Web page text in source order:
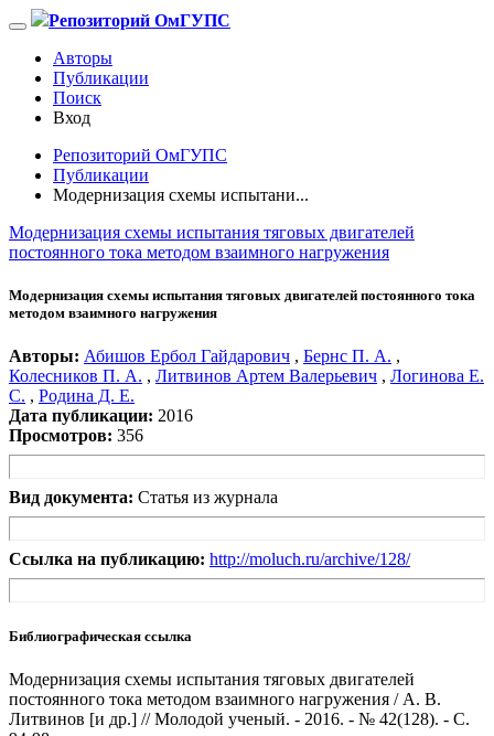
Репозиторий ОмГУПС
Авторы
Публикации
Поиск
Вход
Репозиторий ОмГУПС
Публикации
Модернизация схемы испытани...
Модернизация схемы испытания тяговых двигателей
постоянного тока методом взаимного нагружения
Модернизация схемы испытания тяговых двигателей постоянного тока
методом взаимного нагружения
Авторы: Абишов Ербол Гайдарович , Бернс П. А. ,
Колесников П. А. , Литвинов Артем Валерьевич , Логинова Е.
С. , Родина Д. Е.
Дата публикации: 2016
Просмотров: 356
Вид документа: Статья из журнала
Ссылка на публикацию: http://moluch.ru/archive/128/
Библиографическая ссылка
Модернизация схемы испытания тяговых двигателей
постоянного тока методом взаимного нагружения / А. В.
Литвинов [и др.] // Молодой ученый. - 2016. - № 42(128). - С.